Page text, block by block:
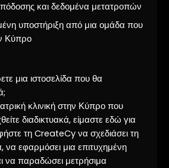
και δεδομένα μετατροπών
υποστήριξη από μια ομάδα που
Κύπρο
μια ιστοσελίδα που θα
κλινική στην Κύπρο που
διαδικτυακά, είμαστε εδώ για
τη CreateCy να σχεδιάσει τη
να εφαρμόσει μια επιτυχημένη
να παραδώσει μετρήσιμα